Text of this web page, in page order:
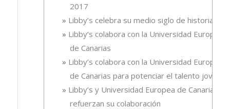
2017
Libby’s celebra su medio siglo de historia
Libby’s colabora con la Universidad Europea
de Canarias
Libby’s colabora con la Universidad Europea
de Canarias para potenciar el talento joven
Libby’s y Universidad Europea de Canarias
refuerzan su colaboración